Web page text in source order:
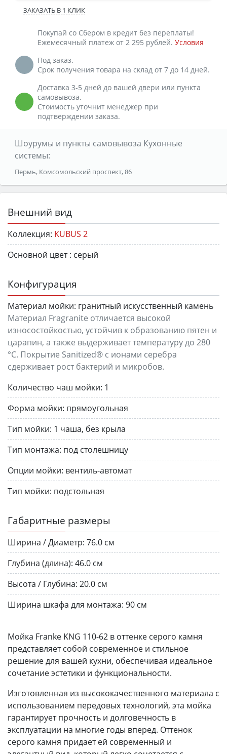
ЗАКАЗАТЬ В 1 КЛИК
Покупай со Сбером в кредит без переплаты!
Ежемесячный платеж от 2 295 рублей. Условия
Под заказ.
Срок получения товара на склад от 7 до 14 дней.
Доставка 3-5 дней до вашей двери или пункта
самовывоза.
Стоимость уточнит менеджер при
подтверждении заказа.
Шоурумы и пункты самовывоза Кухонные
системы:
Пермь, Комсомольский проспект, 86
Внешний вид
Коллекция: KUBUS 2
Основной цвет : серый
Конфигурация
Материал мойки: гранитный искусственный камень
Материал Fragranite отличается высокой
износостойкостью, устойчив к образованию пятен и
царапин, а также выдерживает температуру до 280
°C. Покрытие Sanitized® с ионами серебра
сдерживает рост бактерий и микробов.
Количество чаш мойки: 1
Форма мойки: прямоугольная
Тип мойки: 1 чаша, без крыла
Тип монтажа: под столешницу
Опции мойки: вентиль-автомат
Тип мойки: подстольная
Габаритные размеры
Ширина / Диаметр: 76.0 см
Глубина (длина): 46.0 см
Высота / Глубина: 20.0 см
Ширина шкафа для монтажа: 90 см
Мойка Franke KNG 110-62 в оттенке серого камня
представляет собой современное и стильное
решение для вашей кухни, обеспечивая идеальное
сочетание эстетики и функциональности.
Изготовленная из высококачественного материала с
использованием передовых технологий, эта мойка
гарантирует прочность и долговечность в
эксплуатации на многие годы вперед. Оттенок
серого камня придает ей современный и